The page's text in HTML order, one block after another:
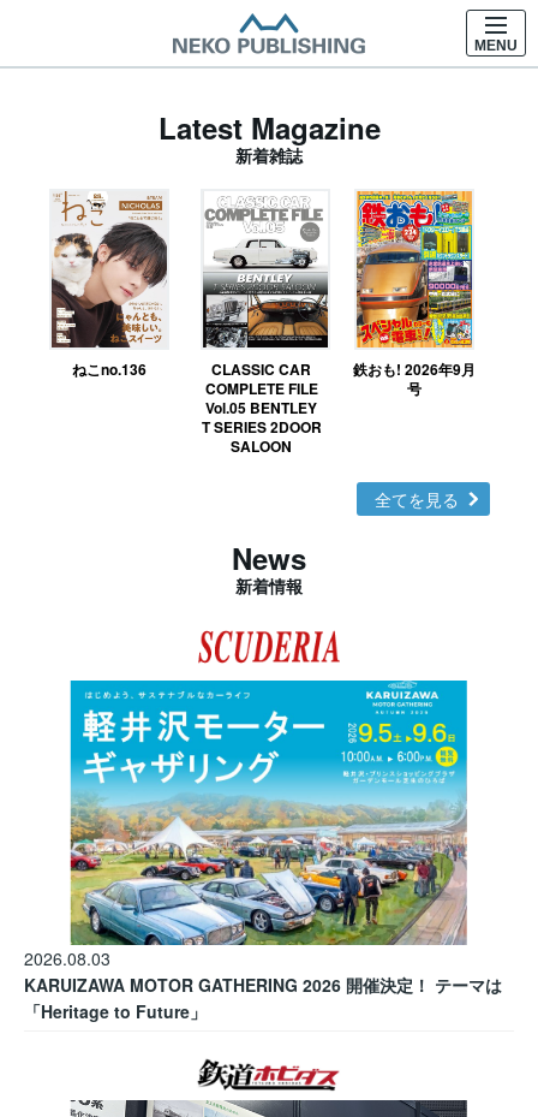
MENU
Latest Magazine
新着雑誌
ねこno.136
CLASSIC CAR
COMPLETE FILE
Vol.05 BENTLEY
T SERIES 2DOOR
SALOON
鉄おも! 2026年9月
号
全てを見る
News
新着情報
2026.08.03
KARUIZAWA MOTOR GATHERING 2026 開催決定！ テーマは
「Heritage to Future」